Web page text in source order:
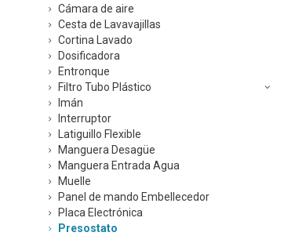
Cámara de aire
Cesta de Lavavajillas
Cortina Lavado
Dosificadora
Entronque
Filtro Tubo Plástico
Imán
Interruptor
Latiguillo Flexible
Manguera Desagüe
Manguera Entrada Agua
Muelle
Panel de mando Embellecedor
Placa Electrónica
Presostato